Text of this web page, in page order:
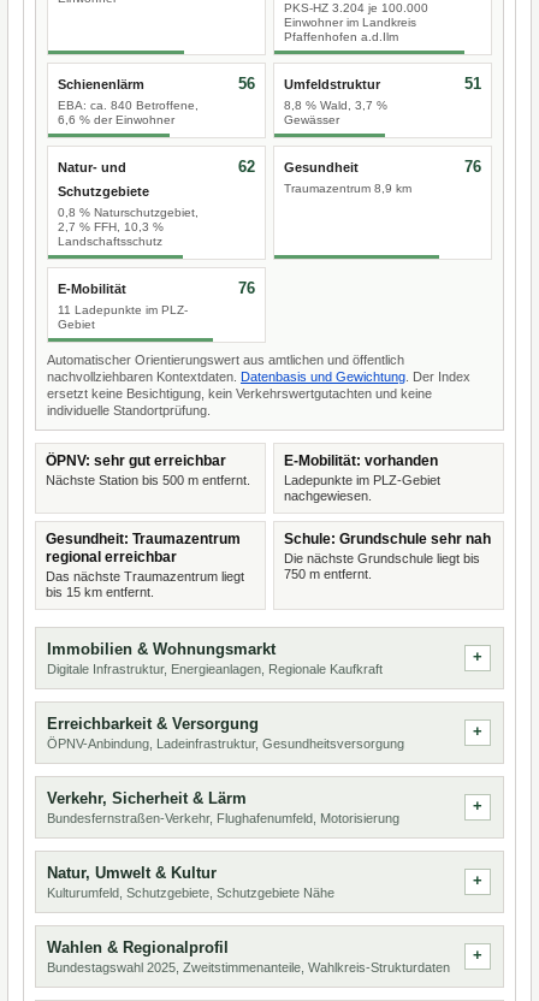
PKS-HZ 3.204 je 100.000
Einwohner im Landkreis
Pfaffenhofen a.d.Ilm
Schienenlärm
EBA: ca. 840 Betroffene,
6,6 % der Einwohner
56 Umfeldstruktur
8,8 % Wald, 3,7 %
Gewässer
51
Natur- und
Schutzgebiete
0,8 % Naturschutzgebiet,
2,7 % FFH, 10,3 %
Landschaftsschutz
62 Gesundheit
Traumazentrum 8,9 km
76
E-Mobilität
11 Ladepunkte im PLZ-
Gebiet
76
Automatischer Orientierungswert aus amtlichen und öffentlich
nachvollziehbaren Kontextdaten. Datenbasis und Gewichtung . Der Index
ersetzt keine Besichtigung, kein Verkehrswertgutachten und keine
individuelle Standortprüfung.
ÖPNV: sehr gut erreichbar
Nächste Station bis 500 m entfernt.
E-Mobilität: vorhanden
Ladepunkte im PLZ-Gebiet
nachgewiesen.
Gesundheit: Traumazentrum
regional erreichbar
Das nächste Traumazentrum liegt
bis 15 km entfernt.
Schule: Grundschule sehr nah
Die nächste Grundschule liegt bis
750 m entfernt.
Immobilien & Wohnungsmarkt
Digitale Infrastruktur, Energieanlagen, Regionale Kaufkraft
Erreichbarkeit & Versorgung
ÖPNV-Anbindung, Ladeinfrastruktur, Gesundheitsversorgung
Verkehr, Sicherheit & Lärm
Bundesfernstraßen-Verkehr, Flughafenumfeld, Motorisierung
Natur, Umwelt & Kultur
Kulturumfeld, Schutzgebiete, Schutzgebiete Nähe
Wahlen & Regionalprofil
Bundestagswahl 2025, Zweitstimmenanteile, Wahlkreis-Strukturdaten